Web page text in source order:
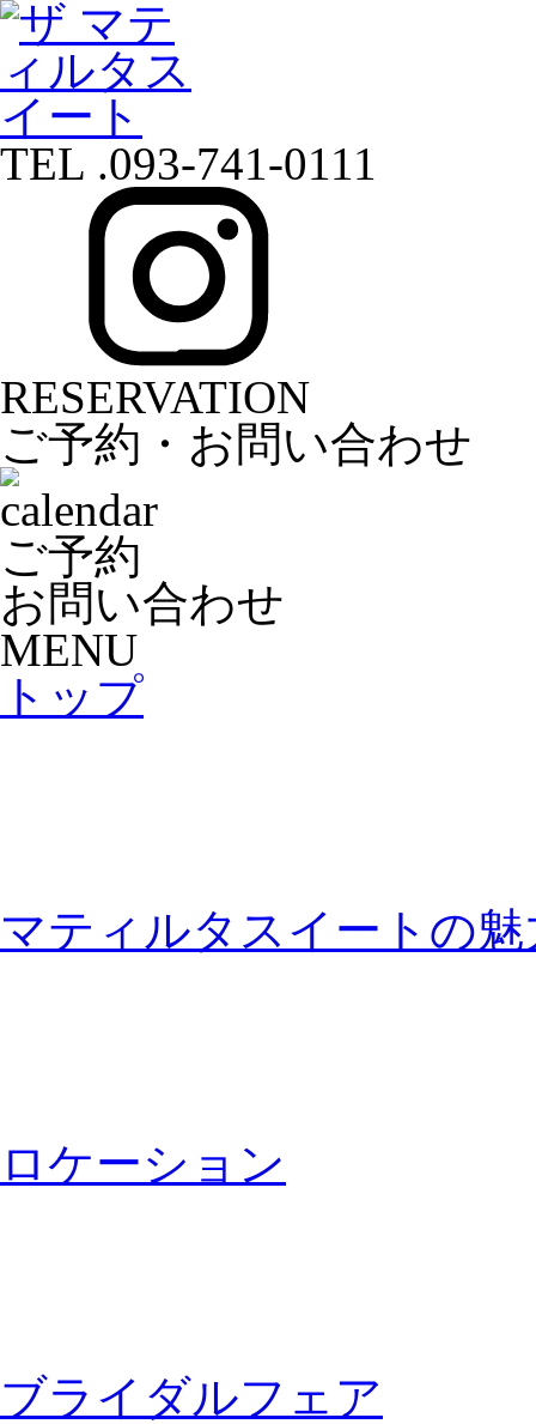
TEL .093-741-0111
RESERVATION
ご予約・お問い合わせ
ご予約
お問い合わせ
MENU
トップ
マティルタスイートの魅
ロケーション
ブライダルフェア